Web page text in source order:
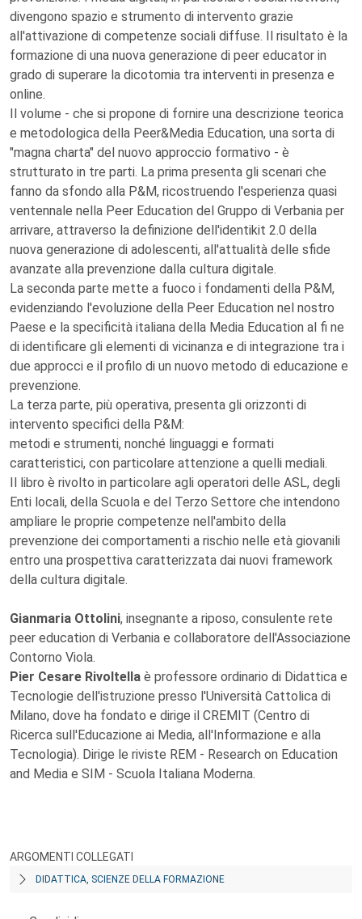
divengono spazio e strumento di intervento grazie
all'attivazione di competenze sociali diffuse. Il risultato è la
formazione di una nuova generazione di peer educator in
grado di superare la dicotomia tra interventi in presenza e
online.
Il volume - che si propone di fornire una descrizione teorica
e metodologica della Peer&Media Education, una sorta di
"magna charta" del nuovo approccio formativo - è
strutturato in tre parti. La prima presenta gli scenari che
fanno da sfondo alla P&M, ricostruendo l'esperienza quasi
ventennale nella Peer Education del Gruppo di Verbania per
arrivare, attraverso la definizione dell'identikit 2.0 della
nuova generazione di adolescenti, all'attualità delle sfide
avanzate alla prevenzione dalla cultura digitale.
La seconda parte mette a fuoco i fondamenti della P&M,
evidenziando l'evoluzione della Peer Education nel nostro
Paese e la specificità italiana della Media Education al fi ne
di identificare gli elementi di vicinanza e di integrazione tra i
due approcci e il profilo di un nuovo metodo di educazione e
prevenzione.
La terza parte, più operativa, presenta gli orizzonti di
intervento specifici della P&M:
metodi e strumenti, nonché linguaggi e formati
caratteristici, con particolare attenzione a quelli mediali.
Il libro è rivolto in particolare agli operatori delle ASL, degli
Enti locali, della Scuola e del Terzo Settore che intendono
ampliare le proprie competenze nell'ambito della
prevenzione dei comportamenti a rischio nelle età giovanili
entro una prospettiva caratterizzata dai nuovi framework
della cultura digitale.
Gianmaria Ottolini, insegnante a riposo, consulente rete
peer education di Verbania e collaboratore dell'Associazione
Contorno Viola.
Pier Cesare Rivoltella è professore ordinario di Didattica e
Tecnologie dell'istruzione presso l'Università Cattolica di
Milano, dove ha fondato e dirige il CREMIT (Centro di
Ricerca sull'Educazione ai Media, all'Informazione e alla
Tecnologia). Dirige le riviste REM - Research on Education
and Media e SIM - Scuola Italiana Moderna.
ARGOMENTI COLLEGATI
DIDATTICA, SCIENZE DELLA FORMAZIONE